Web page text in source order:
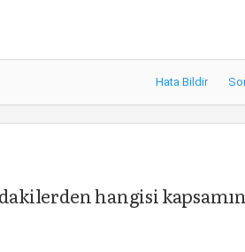
Hata Bildir
hangisi